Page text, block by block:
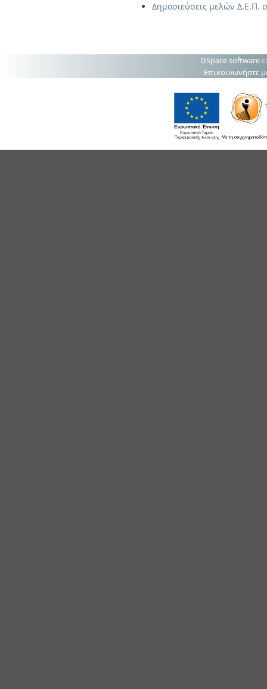
Δημοσιεύσεις μελών Δ.Ε.Π.
DSpace software
Επικοινωνήστε